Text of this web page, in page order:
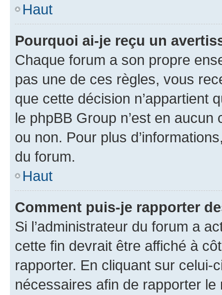
Haut
Pourquoi ai-je reçu un
Chaque forum a son propre
pas une de ces règles, vous
que cette décision n’appartient
le phpBB Group n’est en
ou non. Pour plus
du forum.
Haut
Comment puis-je rapporter
Si l’administrateur du forum a
cette fin devrait être affiché à
rapporter. En cliquant sur
nécessaires afin de rapporter le